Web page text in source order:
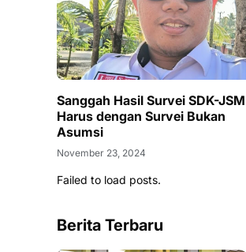
Sanggah Hasil Survei SDK-JSM
Harus dengan Survei Bukan
Asumsi
November 23, 2024
Failed to load posts.
Berita Terbaru